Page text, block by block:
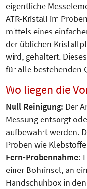
eigentliche
ATR-Kristall im
mittels eines
der üblichen
wird, gehaltert.
für alle bestehenden
Wo liegen die
Null Reinigung: Der
Messung entsorgt
aufbewahrt werden.
Proben wie
Fern-Probennahme:
einer Bohrinsel, an
Handschuhbox in